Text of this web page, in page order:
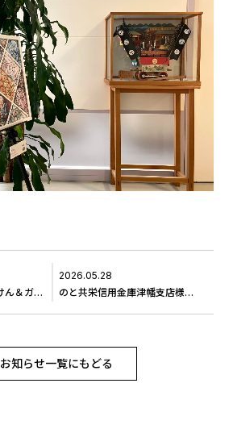
だれでもディスコたいけん＆ガムテープたいこづくりの開催について
2026.05.28
のと共栄信用金庫津幡支店様へ作品をお届けしました＃4
お知らせ一覧にもどる